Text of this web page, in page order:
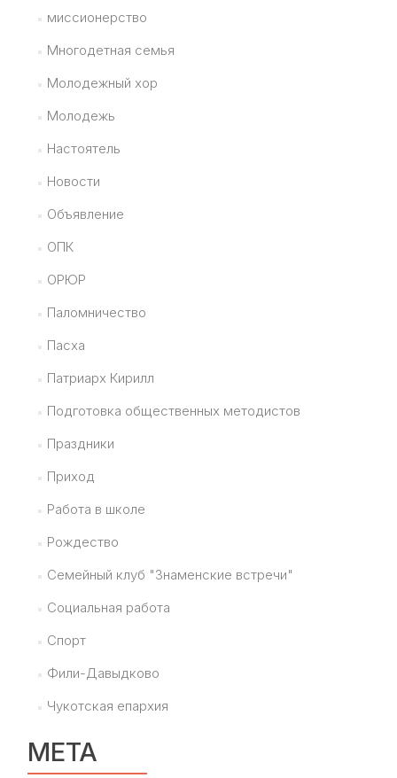
миссионерство
Многодетная семья
Молодежный хор
Молодежь
Настоятель
Новости
Объявление
ОПК
ОРЮР
Паломничество
Пасха
Патриарх Кирилл
Подготовка общественных методистов
Праздники
Приход
Работа в школе
Рождество
Семейный клуб "Знаменские встречи"
Социальная работа
Спорт
Фили-Давыдково
Чукотская епархия
МЕТА